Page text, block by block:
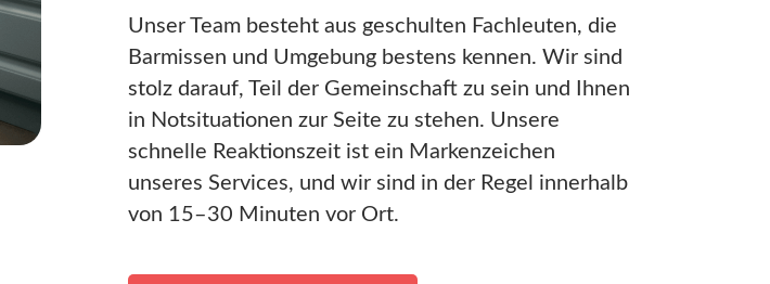
Unser Team besteht aus geschulten Fachleuten, die
Barmissen und Umgebung bestens kennen. Wir sind
stolz darauf, Teil der Gemeinschaft zu sein und Ihnen
in Notsituationen zur Seite zu stehen. Unsere
schnelle Reaktionszeit ist ein Markenzeichen
unseres Services, und wir sind in der Regel innerhalb
von 15–30 Minuten vor Ort.